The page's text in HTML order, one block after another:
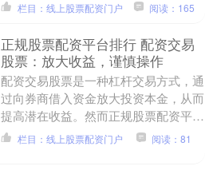
栏目：线上股票配资门户 阅读：165
正规股票配资平台排行 配资交易
股票：放大收益，谨慎操作
配资交易股票是一种杠杆交易方式，通
过向券商借入资金放大投资本金，从而
提高潜在收益。然而正规股票配资平台
排行，配资交易也伴随着更高的风险，
栏目：线上股票配资门户 阅读：81